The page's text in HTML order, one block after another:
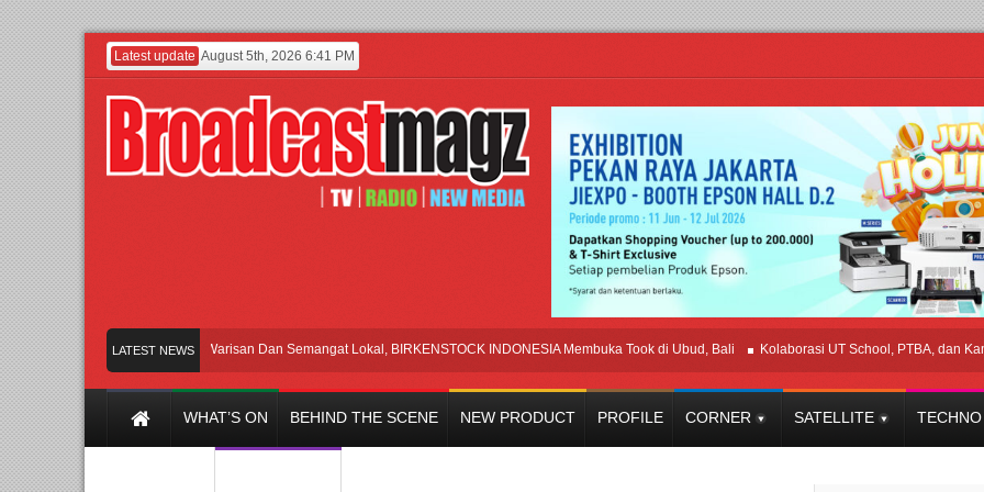
Latest update August 5th, 2026 6:41 PM
LATEST NEWS
Rayakan Perpaduan Warisan Dan Semangat Lokal, BIRKENSTOCK INDONESIA Membuka Took di Ubud, Bali Kolaborasi UT School, PTBA, dan Kamaju
WHAT’S ON BEHIND THE SCENE NEW PRODUCT PROFILE CORNER SATELLITE TECHNO